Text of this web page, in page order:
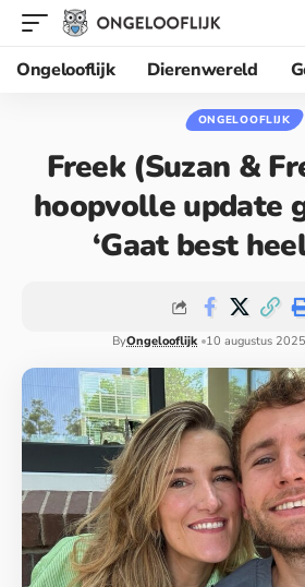
Ongelooflijk
Dierenwereld
ONGELOOFLIJK
Freek (Suzan &
hoopvolle update
‘Gaat best
ByOngelooflijk 10 augustus 2025